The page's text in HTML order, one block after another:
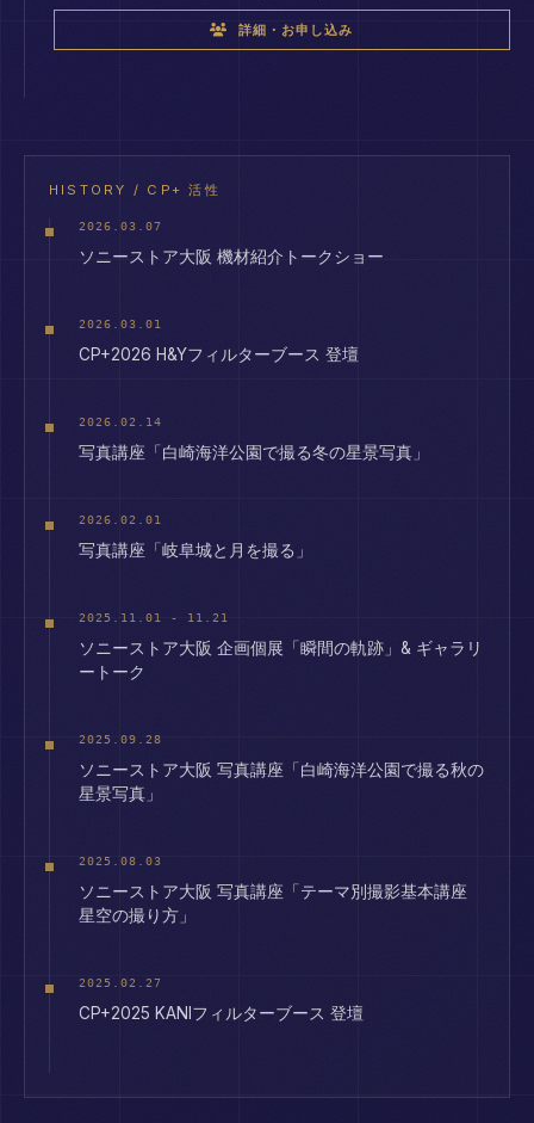
詳細・お申し込み
HISTORY / CP+ 活性
2026.03.07
ソニーストア大阪 機材紹介トークショー
2026.03.01
CP+2026 H&Yフィルターブース 登壇
2026.02.14
写真講座「白崎海洋公園で撮る冬の星景写真」
2026.02.01
写真講座「岐阜城と月を撮る」
2025.11.01 - 11.21
ソニーストア大阪 企画個展「瞬間の軌跡」& ギャラリ
ートーク
2025.09.28
ソニーストア大阪 写真講座「白崎海洋公園で撮る秋の
星景写真」
2025.08.03
ソニーストア大阪 写真講座「テーマ別撮影基本講座
星空の撮り方」
2025.02.27
CP+2025 KANIフィルターブース 登壇